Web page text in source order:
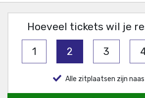
Hoeveel tickets wil je
1 2 3
Alle zitplaatsen zijn